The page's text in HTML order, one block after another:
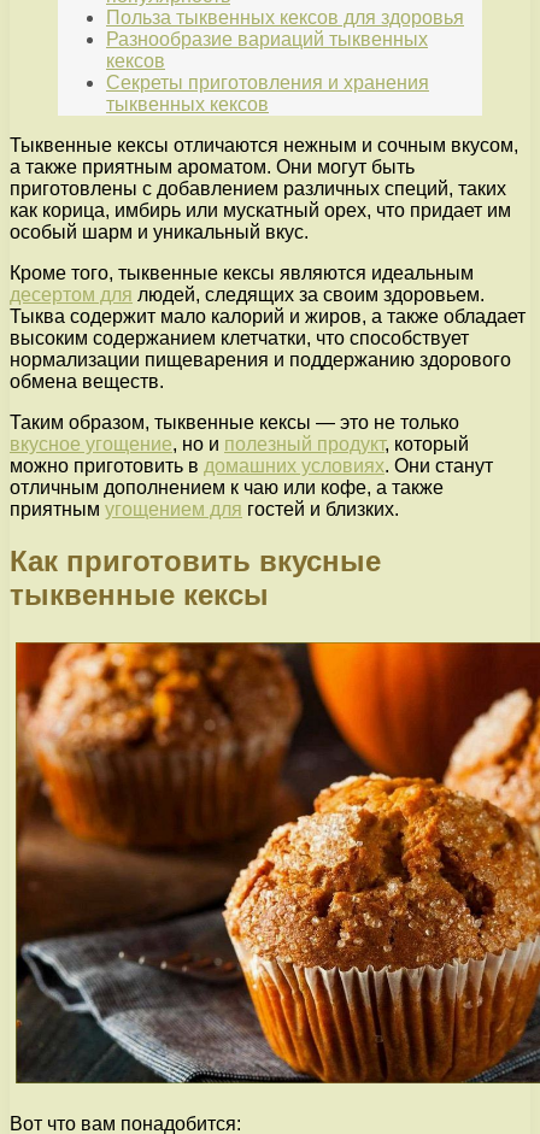
Польза тыквенных кексов для здоровья
Разнообразие вариаций тыквенных
кексов
Секреты приготовления и хранения
тыквенных кексов
Тыквенные кексы отличаются нежным и сочным вкусом,
а также приятным ароматом. Они могут быть
приготовлены с добавлением различных специй, таких
как корица, имбирь или мускатный орех, что придает им
особый шарм и уникальный вкус.
Кроме того, тыквенные кексы являются идеальным
десертом для людей, следящих за своим здоровьем.
Тыква содержит мало калорий и жиров, а также обладает
высоким содержанием клетчатки, что способствует
нормализации пищеварения и поддержанию здорового
обмена веществ.
Таким образом, тыквенные кексы — это не только
вкусное угощение, но и полезный продукт, который
можно приготовить в домашних условиях. Они станут
отличным дополнением к чаю или кофе, а также
приятным угощением для гостей и близких.
Как приготовить вкусные
тыквенные кексы
Вот что вам понадобится: